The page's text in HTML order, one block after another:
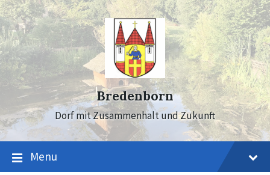
Skip
to
content
Skip
to
main
navigation
Skip
to
footer
Bredenborn
Dorf mit Zusammenhalt und Zukunft
Menu